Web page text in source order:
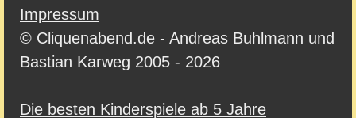
Impressum
© Cliquenabend.de - Andreas Buhlmann und
Bastian Karweg 2005 - 2026
Die besten Kinderspiele ab 5 Jahre